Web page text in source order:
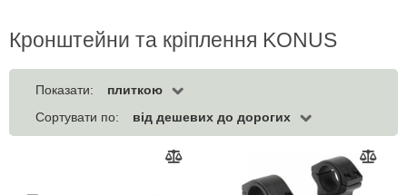
Кронштейни та кріплення KONUS
Показати:
плиткою
Сортувати по:
від дешевих до дорогих